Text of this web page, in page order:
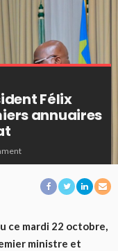
Félix
annuaires
ce mardi 22 octobre,
ministre et